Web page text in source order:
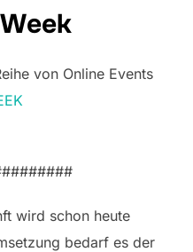
von Online Events
wird schon heute
bedarf es der